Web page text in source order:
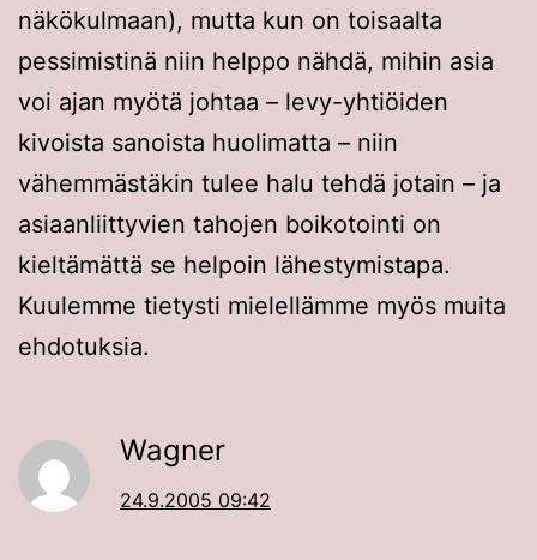
näkökulmaan), mutta kun on toisaalta
pessimistinä niin helppo nähdä, mihin asia
voi ajan myötä johtaa – levy-yhtiöiden
kivoista sanoista huolimatta – niin
vähemmästäkin tulee halu tehdä jotain – ja
asiaanliittyvien tahojen boikotointi on
kieltämättä se helpoin lähestymistapa.
Kuulemme tietysti mielellämme myös muita
ehdotuksia.
Wagner
24.9.2005 09:42